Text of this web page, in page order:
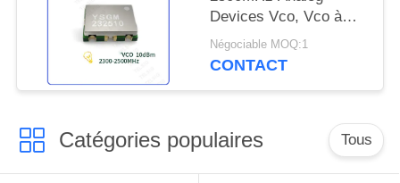
Devices Vco, Vco à
faible bruit de forte
stabilité YSGM232510
Négociable MOQ:1
CONTACT
Catégories populaires Tous